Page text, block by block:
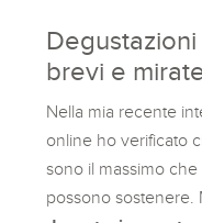
brevi e
Nella mia recente
online ho verificato
sono il massimo
possono sostenere.